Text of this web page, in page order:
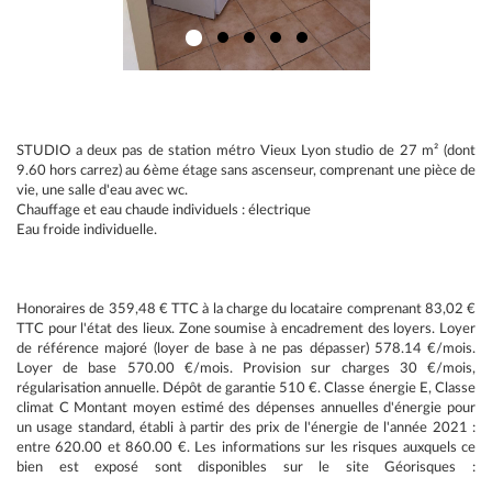
STUDIO a deux pas de station métro Vieux Lyon studio de 27 m² (dont
9.60 hors carrez) au 6ème étage sans ascenseur, comprenant une pièce de
vie, une salle d'eau avec wc.
Chauffage et eau chaude individuels : électrique
Eau froide individuelle.
Honoraires de 359,48 € TTC à la charge du locataire comprenant 83,02 €
TTC pour l'état des lieux. Zone soumise à encadrement des loyers. Loyer
de référence majoré (loyer de base à ne pas dépasser) 578.14 €/mois.
Loyer de base 570.00 €/mois. Provision sur charges 30 €/mois,
régularisation annuelle. Dépôt de garantie 510 €. Classe énergie E, Classe
climat C Montant moyen estimé des dépenses annuelles d'énergie pour
un usage standard, établi à partir des prix de l'énergie de l'année 2021 :
entre 620.00 et 860.00 €. Les informations sur les risques auxquels ce
bien est exposé sont disponibles sur le site Géorisques :